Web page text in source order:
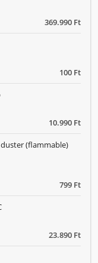
369.990 Ft
100 Ft
10.990 Ft
799 Ft
duster (flammable)
23.890 Ft